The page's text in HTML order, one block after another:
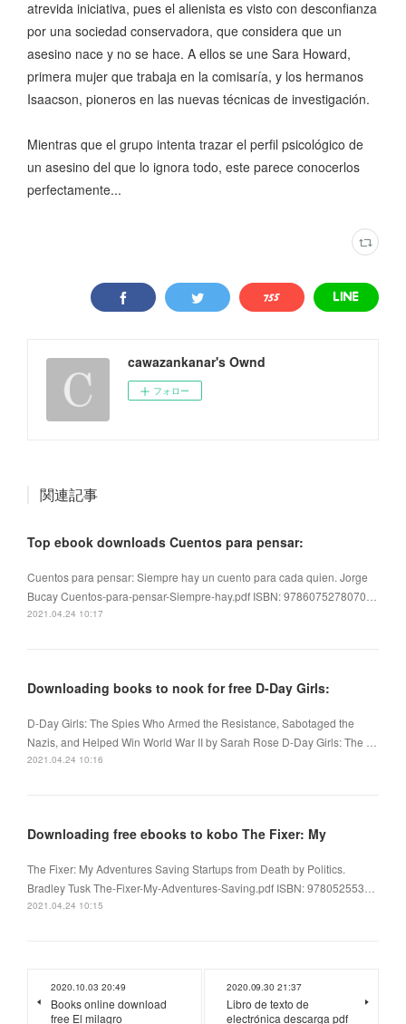
atrevida iniciativa, pues el alienista es visto con desconfianza
por una sociedad conservadora, que considera que un
asesino nace y no se hace. A ellos se une Sara Howard,
primera mujer que trabaja en la comisaría, y los hermanos
Isaacson, pioneros en las nuevas técnicas de investigación.
Mientras que el grupo intenta trazar el perfil psicológico de
un asesino del que lo ignora todo, este parece conocerlos
perfectamente...
cawazankanar's Ownd
フォロー
関連記事
Top ebook downloads Cuentos para pensar:
Cuentos para pensar: Siempre hay un cuento para cada quien. Jorge
Bucay Cuentos-para-pensar-Siempre-hay.pdf ISBN: 9786075278070…
2021.04.24 10:17
Downloading books to nook for free D-Day Girls:
D-Day Girls: The Spies Who Armed the Resistance, Sabotaged the
Nazis, and Helped Win World War II by Sarah Rose D-Day Girls: The …
2021.04.24 10:16
Downloading free ebooks to kobo The Fixer: My
The Fixer: My Adventures Saving Startups from Death by Politics.
Bradley Tusk The-Fixer-My-Adventures-Saving.pdf ISBN: 978052553…
2021.04.24 10:15
2020.10.03 20:49
Books online download
free El milagro
2020.09.30 21:37
Libro de texto de
electrónica descarga pdf